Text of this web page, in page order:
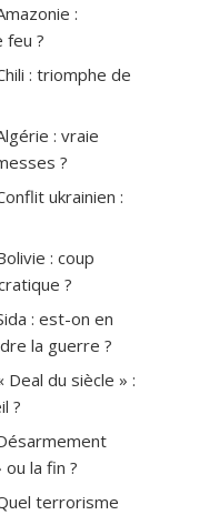
:
feu ?
: triomphe de
: vraie
?
ukrainien :
: coup
?
: est-on en
la guerre ?
Deal du siècle » :
?
ou la fin ?
terrorisme